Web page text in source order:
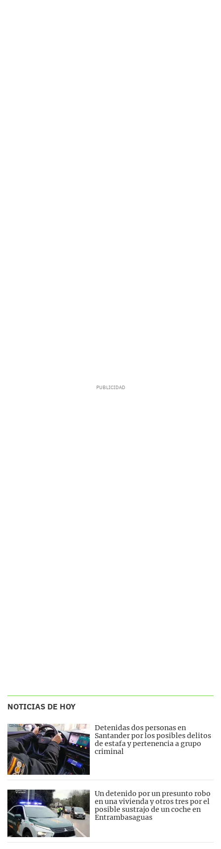
NOTICIAS DE HOY
Detenidas dos personas en
Santander por los posibles delitos
de estafa y pertenencia a grupo
criminal
Un detenido por un presunto robo
en una vivienda y otros tres por el
posible sustrajo de un coche en
Entrambasaguas